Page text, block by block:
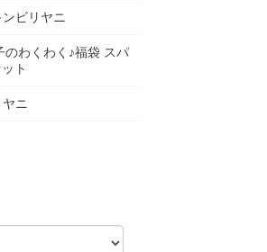
ンビリヤニ
のわくわく♪福袋 スパ
ト
ニ